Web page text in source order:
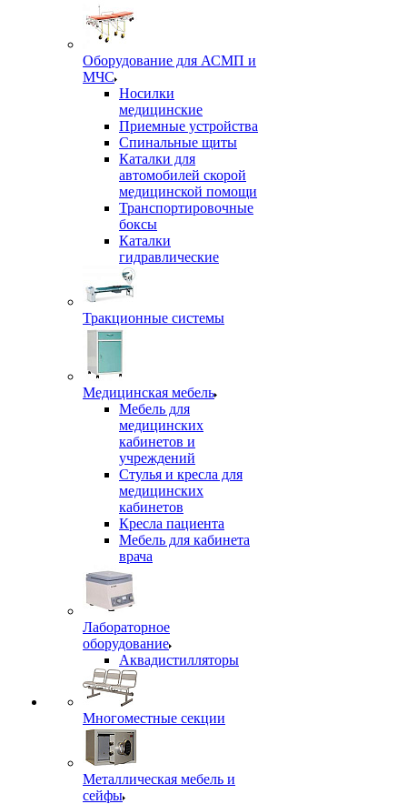
Оборудование для АСМП и
МЧС
Носилки
медицинские
Приемные устройства
Спинальные щиты
Каталки для
автомобилей скорой
медицинской помощи
Транспортировочные
боксы
Каталки
гидравлические
Тракционные системы
Медицинская мебель
Мебель для
медицинских
кабинетов и
учреждений
Стулья и кресла для
медицинских
кабинетов
Кресла пациента
Мебель для кабинета
врача
Лабораторное
оборудование
Аквадистилляторы
Многоместные секции
Металлическая мебель и
сейфы